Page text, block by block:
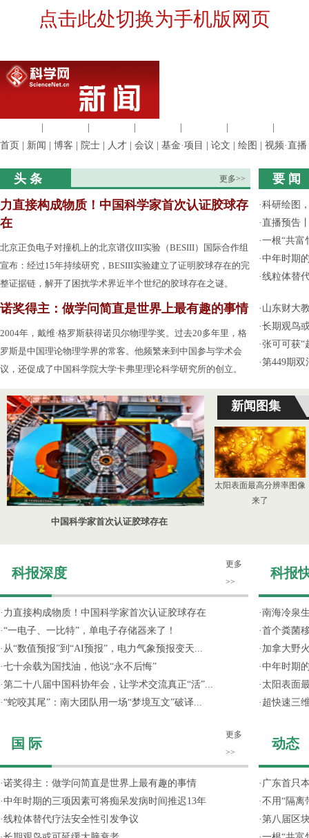
点击此处切换为手机版网页
首页
新闻 博客 院士 人才 会议 基金·项目 论文 绘图 视频·直播
头 条 更多>>
力直接构成物质！中国科学家首次认证胶球存
在
北京正负电子对撞机上的北京谱仪III实验（BESIII）国际合作组
宣布：经过15年持续研究，BESIII实验建立了证明胶球存在的完
整证据链，解开了困扰学术界近半个世纪的胶球存在之谜。
诺奖得主：做学问简直是世界上最有趣的事情
2004年，戴维·格罗斯获得诺贝尔物理学奖。过去20多年里，格
罗斯是中国理论物理学界的常客。他频繁来到中国参与学术会
议，还促成了中国科学院大学卡弗里理论科学研究所的创立。
要 闻
·科研绘图
·直播预告
·一根“共富
·中年时期
·线粒体替
· 山东财大
·长期观鸟
·张可可获“
·第449期双
中国科学家首次认证胶球存在
新闻图集
太阳表面最高分辨率图像
来了
科报深度
更多
>>
· 力直接构成物质！中国科学家首次认证胶球存在
·“一电子、一比特”，单电子存储器来了！
· 从“数值预报”到“AI预报”，电力气象预报变天...
·七十余载为国找油，他说“永不后悔”
·第二十八届中国科协年会，让学术交流真正“活”...
·“蛇咬其尾”：南大团队用一场“梦境互文”破译...
国 际
更多
>>
·诺奖得主：做学问简直是世界上最有趣的事情
·中年时期的三项因素可将痴呆发病时间推迟13年
·线粒体替代疗法安全性引发争议
科报
·南海冷泉
·首个粪菌
· 加拿大野
·中年时期
· 太阳表面
· 超快速三
动态
· 广东首只
·不用“隔离
·第八届区